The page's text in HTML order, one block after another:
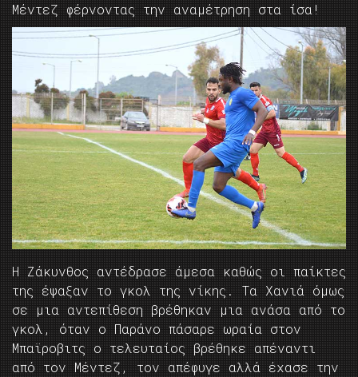
Μέντεζ φέρνοντας την αναμέτρηση στα ίσα!
Η Ζάκυνθος αντέδρασε άμεσα καθώς οι παίκτες
της έψαξαν το γκολ της νίκης. Τα Χανιά όμως
σε μια αντεπίθεση βρέθηκαν μια ανάσα από το
γκολ, όταν ο Παράνο πάσαρε ωραία στον
Μπαϊροβιτς ο τελευταίος βρέθηκε απέναντι
από τον Μέντεζ, τον απέφυγε αλλά έχασε την